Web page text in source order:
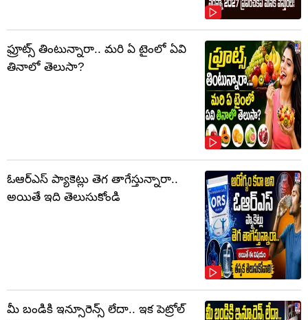
ఫ్రూట్స్‌ తింటున్నారా.. మరి ఏ టైంలో ఏవి
తినాలో తెలుసా?
ఓఆర్‌ఎస్‌ ప్యాకెట్లు తెగ తాగేస్తున్నారా..
అయితే ఇది తెలుసుకోండి
మీ బండికి ఇన్సూరెన్స్ లేదా.. ఇక పెట్రోల్